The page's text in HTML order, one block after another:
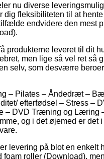
nu diverse
dig fleksibiliteten til at
endvidere den mest
produkterne leveret til dit
men lige så vel ret
selv, som desværre
– Pilates – Åndedræt –
efterfødsel – Stress
– DVD Træning og
og i det øjemed er det
levering på blot en enkelt
roller (Download),